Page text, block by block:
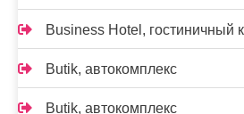
Business Hotel, гостиничный
Butik, автокомплекс
Butik, автокомплекс